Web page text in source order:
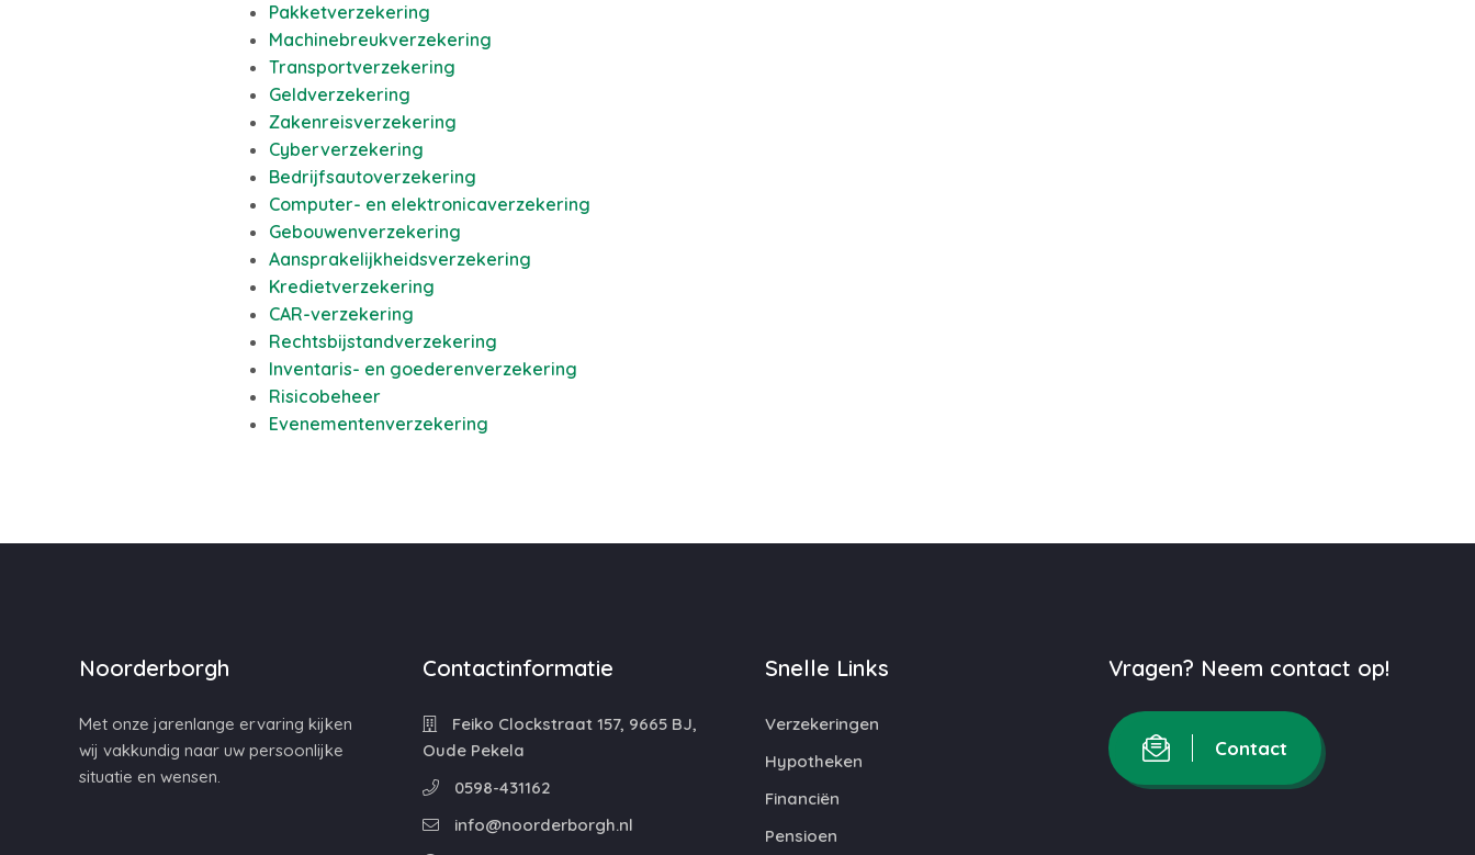
Pakketverzekering
Machinebreukverzekering
Transportverzekering
Geldverzekering
Zakenreisverzekering
Cyberverzekering
Bedrijfsautoverzekering
Computer- en elektronicaverzekering
Gebouwenverzekering
Aansprakelijkheidsverzekering
Kredietverzekering
CAR-verzekering
Rechtsbijstandverzekering
Inventaris- en goederenverzekering
Risicobeheer
Evenementenverzekering
Noorderborgh
Met onze jarenlange ervaring kijken
wij vakkundig naar uw persoonlijke
situatie en wensen.
Contactinformatie
Feiko Clockstraat 157, 9665 BJ,
Oude Pekela
0598-431162
info@noorderborgh.nl
Snelle Links
Verzekeringen
Hypotheken
Financiën
Pensioen
Vragen? Neem contact op!
Contact